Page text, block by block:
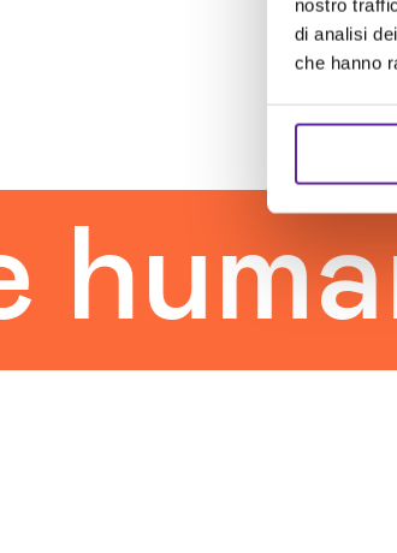
nostro
di analisi
che hanno